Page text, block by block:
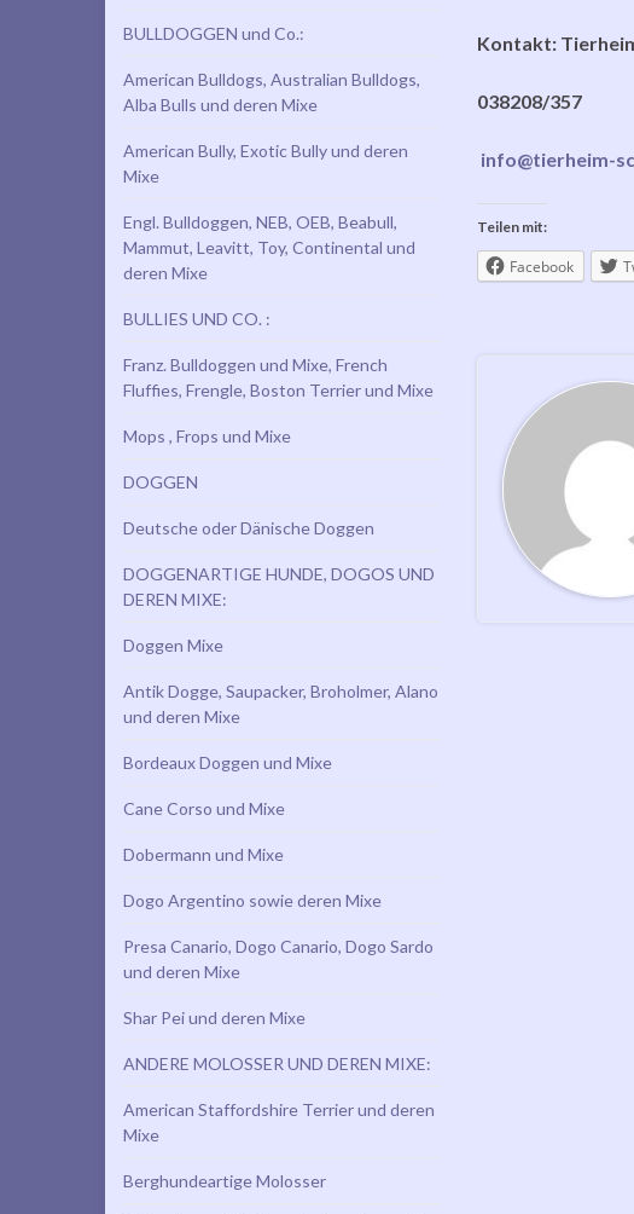
Kontakt:
038208/357
info@tierheim-
Teilen mit:
Facebook
BULLDOGGEN und Co.:
American Bulldogs, Australian Bulldogs,
Alba Bulls und deren Mixe
American Bully, Exotic Bully und deren
Mixe
Engl. Bulldoggen, NEB, OEB, Beabull,
Mammut, Leavitt, Toy, Continental und
deren Mixe
BULLIES UND CO. :
Franz. Bulldoggen und Mixe, French
Fluffies, Frengle, Boston Terrier und Mixe
Mops , Frops und Mixe
DOGGEN
Deutsche oder Dänische Doggen
DOGGENARTIGE HUNDE, DOGOS UND
DEREN MIXE:
Doggen Mixe
Antik Dogge, Saupacker, Broholmer, Alano
und deren Mixe
Bordeaux Doggen und Mixe
Cane Corso und Mixe
Dobermann und Mixe
Dogo Argentino sowie deren Mixe
Presa Canario, Dogo Canario, Dogo Sardo
und deren Mixe
Shar Pei und deren Mixe
ANDERE MOLOSSER UND DEREN MIXE:
American Staffordshire Terrier und deren
Mixe
Berghundeartige Molosser